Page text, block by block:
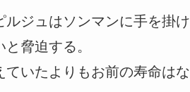
ルジュはソンマンに手を掛
脅迫する。
ていたよりもお前の寿命は